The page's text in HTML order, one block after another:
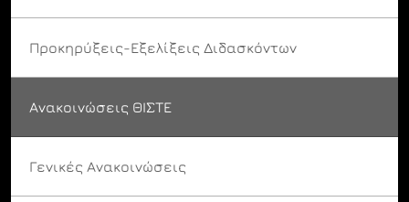
Προκηρύξεις-Εξελίξεις Διδασκόντων
Ανακοινώσεις ΘΙΣΤΕ
Γενικές Ανακοινώσεις